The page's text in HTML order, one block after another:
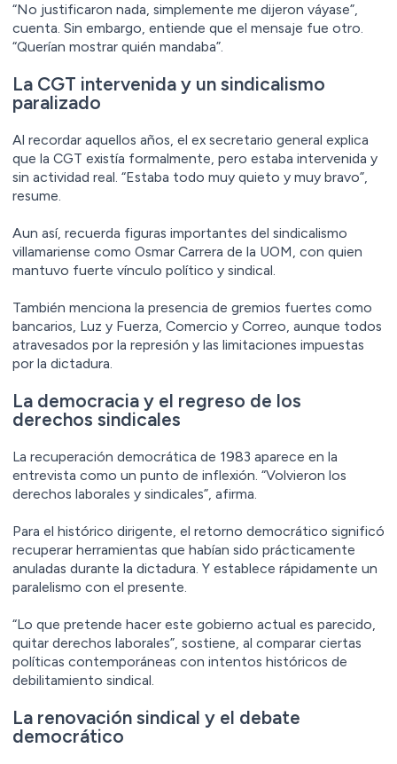
“No justificaron nada, simplemente me dijeron váyase”,
cuenta. Sin embargo, entiende que el mensaje fue otro.
“Querían mostrar quién mandaba”.
La CGT intervenida y un sindicalismo
paralizado
Al recordar aquellos años, el ex secretario general explica
que la CGT existía formalmente, pero estaba intervenida y
sin actividad real. “Estaba todo muy quieto y muy bravo”,
resume.
Aun así, recuerda figuras importantes del sindicalismo
villamariense como Osmar Carrera de la UOM, con quien
mantuvo fuerte vínculo político y sindical.
También menciona la presencia de gremios fuertes como
bancarios, Luz y Fuerza, Comercio y Correo, aunque todos
atravesados por la represión y las limitaciones impuestas
por la dictadura.
La democracia y el regreso de los
derechos sindicales
La recuperación democrática de 1983 aparece en la
entrevista como un punto de inflexión. “Volvieron los
derechos laborales y sindicales”, afirma.
Para el histórico dirigente, el retorno democrático significó
recuperar herramientas que habían sido prácticamente
anuladas durante la dictadura. Y establece rápidamente un
paralelismo con el presente.
“Lo que pretende hacer este gobierno actual es parecido,
quitar derechos laborales”, sostiene, al comparar ciertas
políticas contemporáneas con intentos históricos de
debilitamiento sindical.
La renovación sindical y el debate
democrático